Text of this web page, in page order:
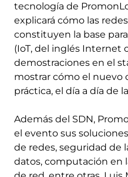
tecnología de
explicará cómo las
constituyen la base
(IoT, del inglés Internet
demostraciones en el
mostrar cómo el nuevo
práctica, el día a día de
Además del SDN,
el evento sus
de redes, seguridad de
datos, computación en